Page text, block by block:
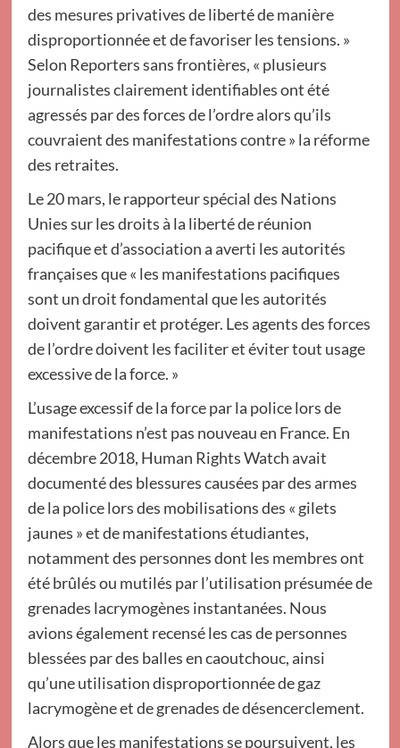
des mesures privatives de liberté de manière
disproportionnée et de favoriser les tensions. »
Selon Reporters sans frontières, « plusieurs
journalistes clairement identifiables ont été
agressés par des forces de l’ordre alors qu’ils
couvraient des manifestations contre » la réforme
des retraites.
Le 20 mars, le rapporteur spécial des Nations
Unies sur les droits à la liberté de réunion
pacifique et d’association a averti les autorités
françaises que « les manifestations pacifiques
sont un droit fondamental que les autorités
doivent garantir et protéger. Les agents des forces
de l’ordre doivent les faciliter et éviter tout usage
excessive de la force. »
L’usage excessif de la force par la police lors de
manifestations n’est pas nouveau en France. En
décembre 2018, Human Rights Watch avait
documenté des blessures causées par des armes
de la police lors des mobilisations des « gilets
jaunes » et de manifestations étudiantes,
notamment des personnes dont les membres ont
été brûlés ou mutilés par l’utilisation présumée de
grenades lacrymogènes instantanées. Nous
avions également recensé les cas de personnes
blessées par des balles en caoutchouc, ainsi
qu’une utilisation disproportionnée de gaz
lacrymogène et de grenades de désencerclement.
Alors que les manifestations se poursuivent, les